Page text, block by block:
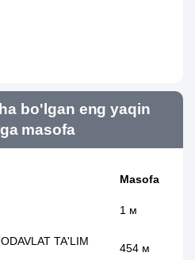
bo'lgan eng yaqin
masofa
Masofa
1 м
TA'LIM
454 м